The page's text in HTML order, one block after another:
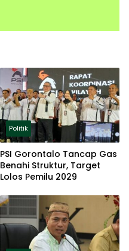
Politik
PSI Gorontalo Tancap Gas
Benahi Struktur, Target
Lolos Pemilu 2029